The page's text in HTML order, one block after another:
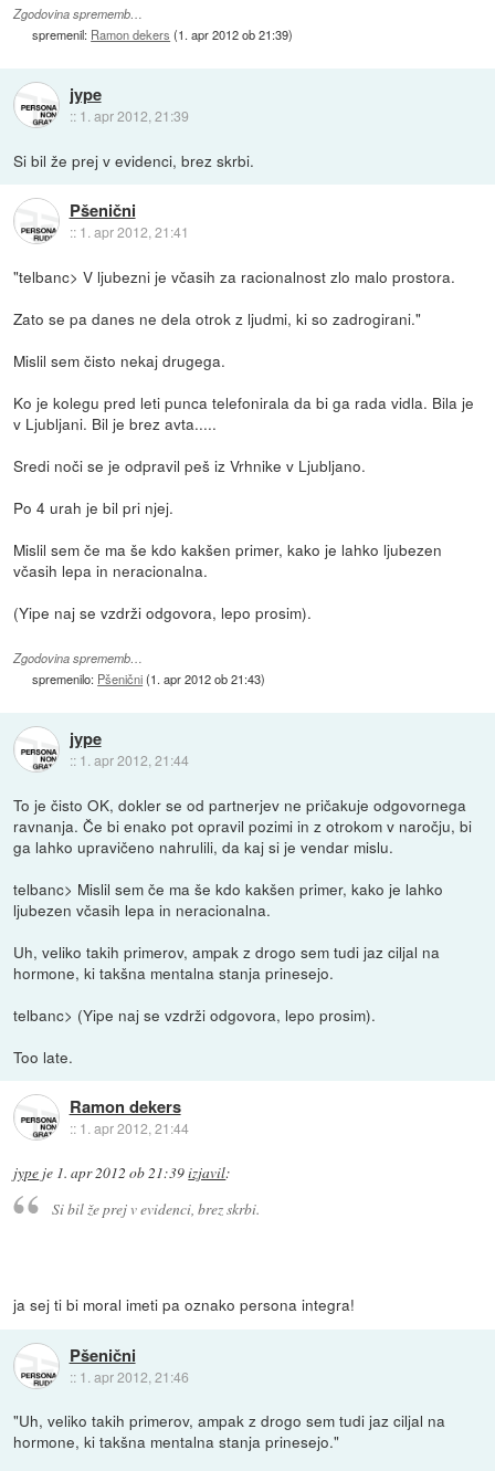
Zgodovina sprememb…
spremenil: Ramon dekers (1. apr 2012 ob 21:39)
jype
:: 1. apr 2012, 21:39
Si bil že prej v evidenci, brez skrbi.
Pšenični
:: 1. apr 2012, 21:41
"telbanc> V ljubezni je včasih za racionalnost zlo malo prostora.
Zato se pa danes ne dela otrok z ljudmi, ki so zadrogirani."
Mislil sem čisto nekaj drugega.
Ko je kolegu pred leti punca telefonirala da bi ga rada vidla. Bila je
v Ljubljani. Bil je brez avta.....
Sredi noči se je odpravil peš iz Vrhnike v Ljubljano.
Po 4 urah je bil pri njej.
Mislil sem če ma še kdo kakšen primer, kako je lahko ljubezen
včasih lepa in neracionalna.
(Yipe naj se vzdrži odgovora, lepo prosim).
Zgodovina sprememb…
spremenilo: Pšenični(1. apr 2012 ob 21:43)
jype
:: 1. apr 2012, 21:44
To je čisto OK, dokler se od partnerjev ne pričakuje odgovornega
ravnanja. Če bi enako pot opravil pozimi in z otrokom v naročju, bi
ga lahko upravičeno nahrulili, da kaj si je vendar mislu.
telbanc> Mislil sem če ma še kdo kakšen primer, kako je lahko
ljubezen včasih lepa in neracionalna.
Uh, veliko takih primerov, ampak z drogo sem tudi jaz ciljal na
hormone, ki takšna mentalna stanja prinesejo.
telbanc> (Yipe naj se vzdrži odgovora, lepo prosim).
Too late.
Ramon dekers
:: 1. apr 2012, 21:44
jype je 1. apr 2012 ob 21:39izjavil:
Si bil že prej v evidenci, brez skrbi.
ja sej ti bi moral imeti pa oznako persona integra!
Pšenični
:: 1. apr 2012, 21:46
"Uh, veliko takih primerov, ampak z drogo sem tudi jaz ciljal na
hormone, ki takšna mentalna stanja prinesejo."